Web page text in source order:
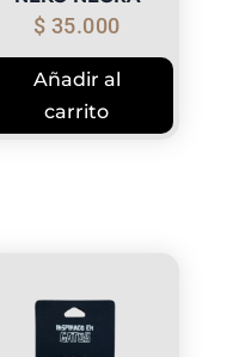
$ 35.000
Añadir al
carrito